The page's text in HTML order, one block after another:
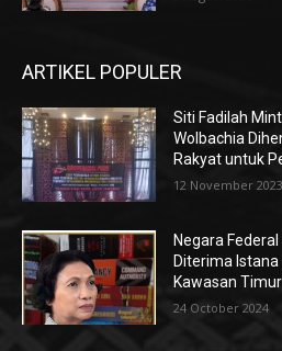
ARTIKEL POPULER
Siti Fadilah
Wolbachia
Rakyat untuk
12 November 2023
Negara
Diterima
Kawasan Timur
24 October 2024